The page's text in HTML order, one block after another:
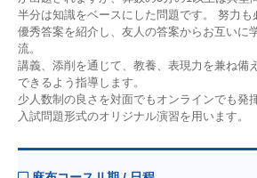
半分は知識をベースにした問題です。 努力も
優秀答案を紹介し、友人の答案からお互いに
流。
講義、添削を通じて、教養、表現力を兼ね備
できるよう指導します。
少人数制の良さを対面でもオンラインでも発
入試問題形式のオリジナル演習を用います。
教材
お問い合わせ